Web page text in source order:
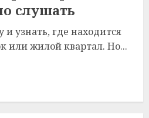
слушать
узнать, где находится
или жилой квартал. Но...